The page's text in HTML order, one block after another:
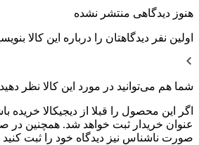
هنوز دیدگاهی منتشر نشده
اولین نفر دیدگاهتان را درباره این کالا
شما هم می‌توانید در مورد این کالا نظر
اگر این محصول را قبلا از دیجیکالا خریده
عنوان خریدار ثبت خواهد شد. همچنین در
صورت ناشناس نیز دیدگاه خود را ثبت کنید